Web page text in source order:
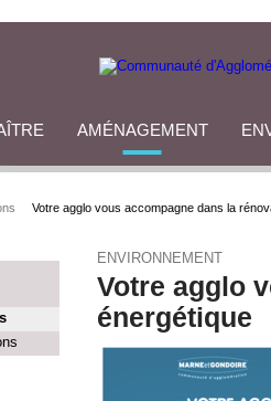
AMÉNAGEMENT
Votre agglo vous accompagne dans la
ENVIRONNEMENT
Votre agglo
énergétique